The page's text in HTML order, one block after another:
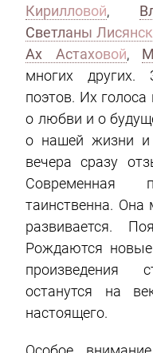
Кирилловой,
Светланы
Ах Астаховой,
многих других.
поэтов. Их
о любви и о
о нашей жизни и
вечера сразу
Современная
таинственна. Она
развивается.
Рождаются
произведения
останутся на
настоящего.